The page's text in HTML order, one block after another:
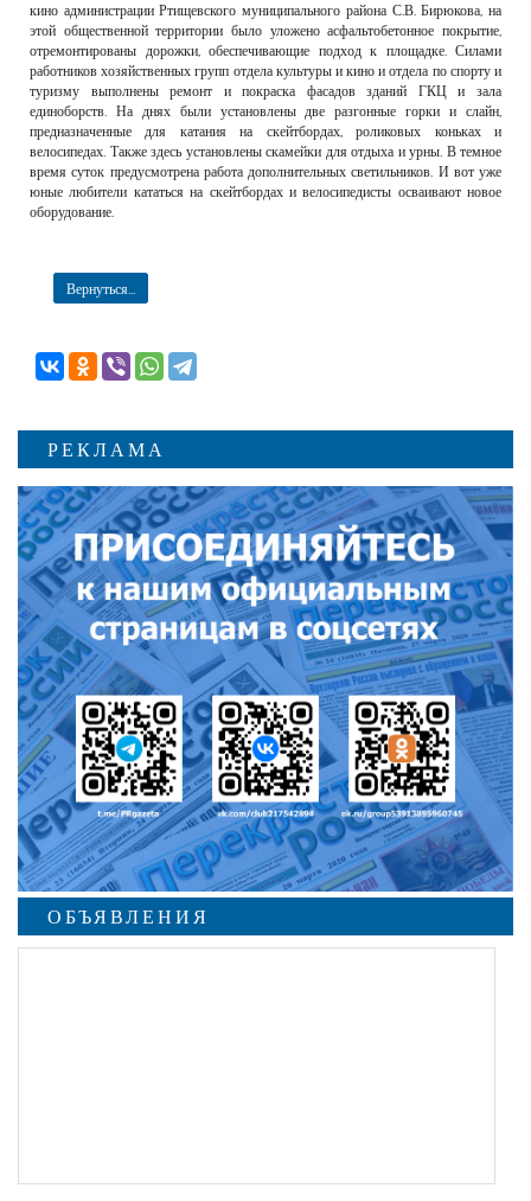
кино администрации Ртищевского муниципального района С.В. Бирюкова, на
этой общественной территории было уложено асфальтобетонное покрытие,
отремонтированы дорожки, обеспечивающие подход к площадке. Силами
работников хозяйственных групп отдела культуры и кино и отдела по спорту и
туризму выполнены ремонт и покраска фасадов зданий ГКЦ и зала
единоборств. На днях были установлены две разгонные горки и слайн,
предназначенные для катания на скейтбордах, роликовых коньках и
велосипедах. Также здесь установлены скамейки для отдыха и урны. В темное
время суток предусмотрена работа дополнительных светильников. И вот уже
юные любители кататься на скейтбордах и велосипедисты осваивают новое
оборудование.
Вернуться...
РЕКЛАМА
ОБЪЯВЛЕНИЯ